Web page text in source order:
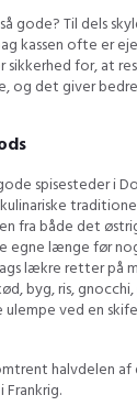
gode? Til dels
kassen ofte er
for, at
og det giver
spisesteder i
fra både det
egne længe før
lækre retter på
byg, ris,
ved en
halvdelen